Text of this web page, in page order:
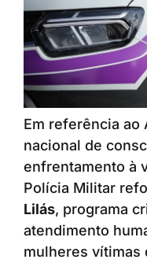
Em referência ao
nacional de
enfrentamento à
Polícia Militar
Lilás, programa
atendimento
mulheres vítimas